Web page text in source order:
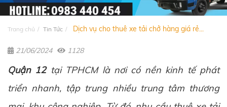
Trang chủ Tin Tức Dịch vụ cho thuê xe tải chở hàng giá rẻ...
21/06/2024 1128
Quận 12tại TPHCM là nơi có nền kinh tế phát
triển nhanh, tập trung nhiều trung tâm thương